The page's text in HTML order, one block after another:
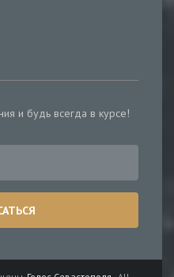
и будь всегда в курсе!